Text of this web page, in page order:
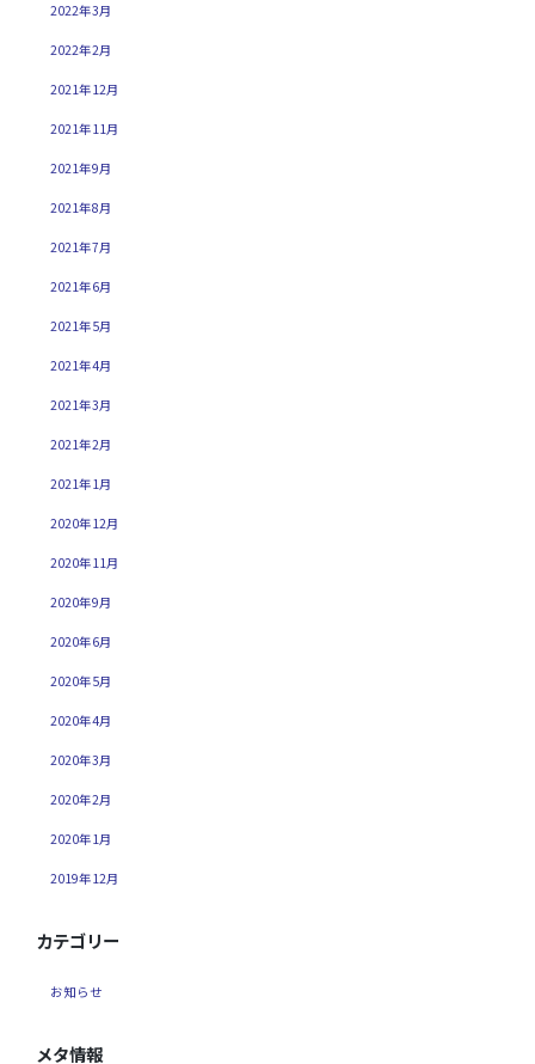
2022年3月
2022年2月
2021年12月
2021年11月
2021年9月
2021年8月
2021年7月
2021年6月
2021年5月
2021年4月
2021年3月
2021年2月
2021年1月
2020年12月
2020年11月
2020年9月
2020年6月
2020年5月
2020年4月
2020年3月
2020年2月
2020年1月
2019年12月
カテゴリー
お知らせ
メタ情報